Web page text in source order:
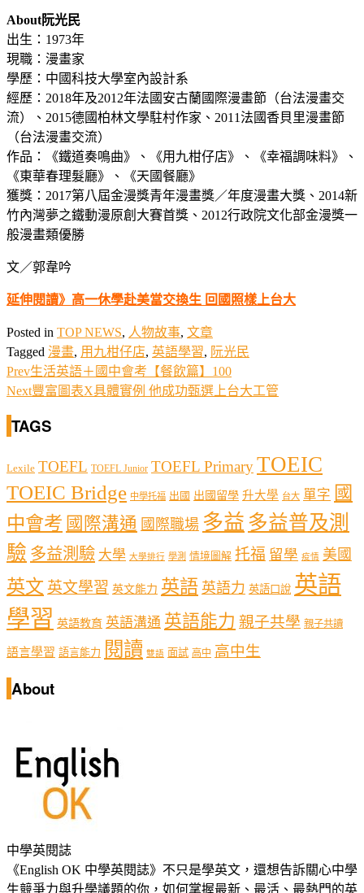
About阮光民
出生：1973年
現職：漫畫家
學歷：中國科技大學室內設計系
經歷：2018年及2012年法國安古蘭國際漫畫節（台法漫畫交
流）、2015德國柏林文學駐村作家、2011法國香貝里漫畫節
（台法漫畫交流）
作品：《鐵道奏鳴曲》、《用九柑仔店》、《幸福調味料》、
《東華春理髮廳》、《天國餐廳》
獲獎：2017第八屆金漫獎青年漫畫獎／年度漫畫大獎、2014新
竹內灣夢之鐵動漫原創大賽首獎、2012行政院文化部金漫獎一
般漫畫類優勝
文／郭韋吟
延伸閱讀》高一休學赴美當交換生 回國照樣上台大
Posted in TOP NEWS, 人物故事, 文章
Tagged 漫畫, 用九柑仔店, 英語學習, 阮光民
Prev生活英語＋國中會考【餐飲篇】100
Next豐富圖表X具體實例 他成功甄選上台大工管
TAGS
Lexile TOEFL TOEFL Junior TOEFL PrimaryTOEIC
TOEIC Bridge 中學托福 出國 出國留學 升大學 台大 單字 國
中會考 國際溝通 國際職場 多益 多益普及測
驗 多益測驗 大學 大學排行 學測 情境圖解 托福 留學 疫情 美國
英文 英文學習 英文能力 英語 英語力 英語口說 英語
學習 英語教育 英語溝通 英語能力 親子共學 親子共讀
語言學習 語言能力 閱讀 雙語 面試 高中 高中生
About
中學英閱誌
《English OK 中學英閱誌》不只是學英文，還想告訴關心中學
生競爭力與升學議題的你，如何掌握最新、最活、最熱門的英